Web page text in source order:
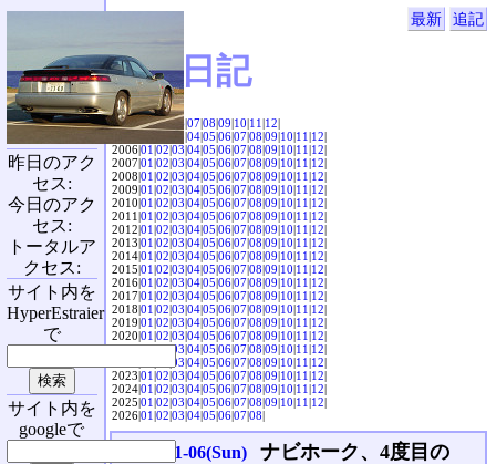
最新 追記
SVX日記
2004|04|05|06|07|08|09|10|11|12|
|04|05|06|07|08|09|10|11|12|
2006|01|02|03|04|05|06|07|08|09|10|11|12|
2007|01|02|03|04|05|06|07|08|09|10|11|12|
2008|01|02|03|04|05|06|07|08|09|10|11|12|
2009|01|02|03|04|05|06|07|08|09|10|11|12|
2010|01|02|03|04|05|06|07|08|09|10|11|12|
2011|01|02|03|04|05|06|07|08|09|10|11|12|
2012|01|02|03|04|05|06|07|08|09|10|11|12|
2013|01|02|03|04|05|06|07|08|09|10|11|12|
2014|01|02|03|04|05|06|07|08|09|10|11|12|
2015|01|02|03|04|05|06|07|08|09|10|11|12|
2016|01|02|03|04|05|06|07|08|09|10|11|12|
2017|01|02|03|04|05|06|07|08|09|10|11|12|
2018|01|02|03|04|05|06|07|08|09|10|11|12|
2019|01|02|03|04|05|06|07|08|09|10|11|12|
2020|01|02|03|04|05|06|07|08|09|10|11|12|
2021|01|02|03|04|05|06|07|08|09|10|11|12|
03|04|05|06|07|08|09|10|11|12|
2023|01|02|03|04|05|06|07|08|09|10|11|12|
2024|01|02|03|04|05|06|07|08|09|10|11|12|
2025|01|02|03|04|05|06|07|08|09|10|11|12|
2026|01|02|03|04|05|06|07|08|
2016-11-06(Sun)
ナビホーク、4度目の
昨日のアク
セス:
今日のアク
セス:
トータルア
クセス:
サイト内を
HyperEstraier
で
サイト内を
googleで